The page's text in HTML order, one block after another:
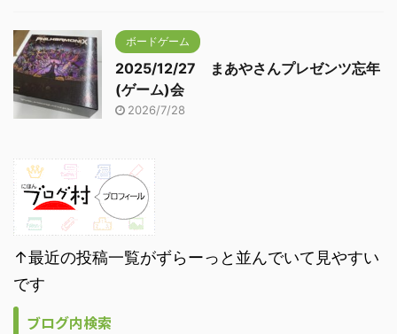
ボードゲーム
2025/12/27 まあやさんプレゼンツ忘年
(ゲーム)会
2026/7/28
↑最近の投稿一覧がずらーっと並んでいて見やすい
です
ブログ内検索